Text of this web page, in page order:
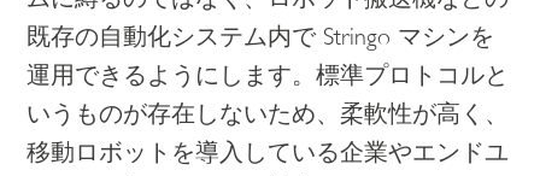
既存の自動化システム内で Stringo マシンを
運用できるようにします。標準プロトコルと
いうものが存在しないため、柔軟性が高く、
移動ロボットを導入している企業やエンドユ